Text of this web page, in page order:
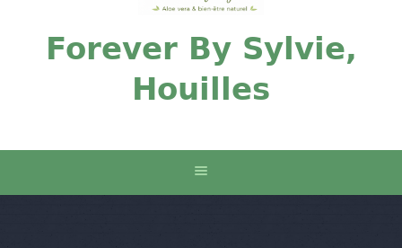
Forever By Sylvie,
Houilles